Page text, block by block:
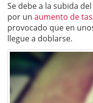
Se debe a la subida
por un aumento de
provocado que en
llegue a doblarse.